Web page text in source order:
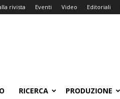
rivista Eventi Video Editoriali
RICERCA PRODUZIONE